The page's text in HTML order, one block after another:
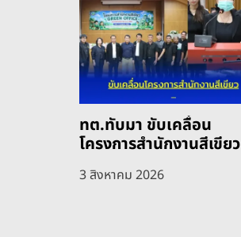
ทต.ทับมา ขับเคลื่อน
โครงการสำนักงานสีเขียว
3 สิงหาคม 2026